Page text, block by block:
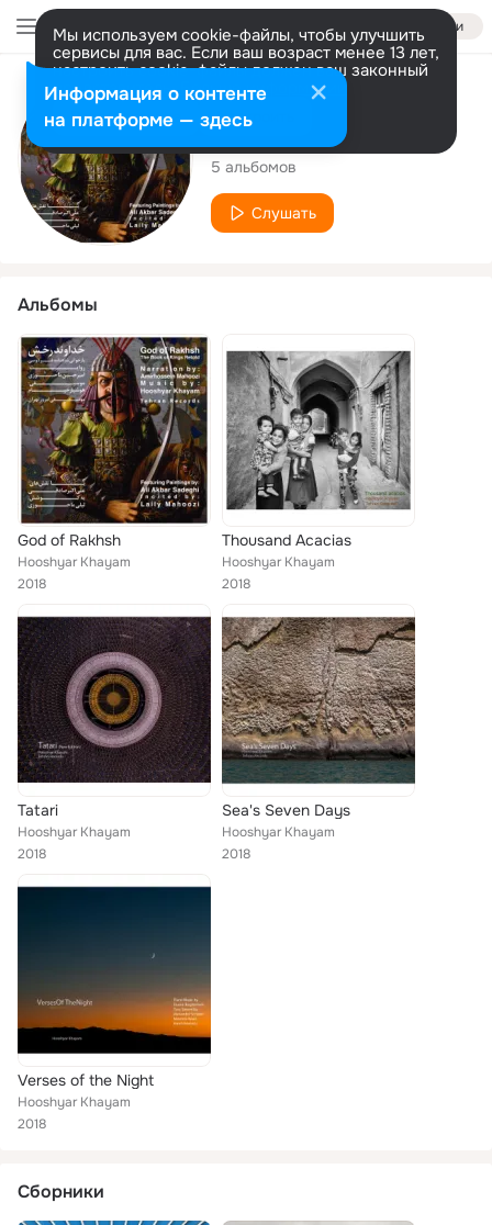
Войти
Мы используем cookie-файлы, чтобы улучшить
сервисы для вас. Если ваш возраст менее 13 лет,
настроить cookie-файлы должен ваш законный
представитель. Больше информации
Разрешить все Настроить
Исполнитель
Hooshyar Khayam
5 альбомов
Слушать
Альбомы
God of Rakhsh
Hooshyar Khayam
2018
Thousand Acacias
Hooshyar Khayam
2018
Tatari
Hooshyar Khayam
2018
Sea's Seven Days
Hooshyar Khayam
2018
Verses of the Night
Hooshyar Khayam
2018
Сборники
Информация о контенте
на платформе — здесь